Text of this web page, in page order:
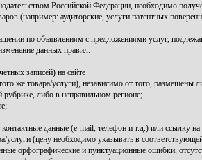
Российской Федерации, необходимо
(например: аудиторские, услуги патентных
по объявлениям с предложениями услуг,
данных правил.
записей) на сайте
же товара/услуги), независимо от того, размещены
либо в неправильном регионе;
данные (e-mail, телефон и т.д.) или ссылку
(цену необходимо указывать в
орфографические и пунктуационные ошибки,